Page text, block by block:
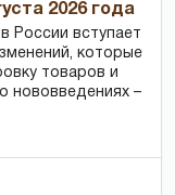
2026 года
России вступает
которые
товаров и
нововведениях –